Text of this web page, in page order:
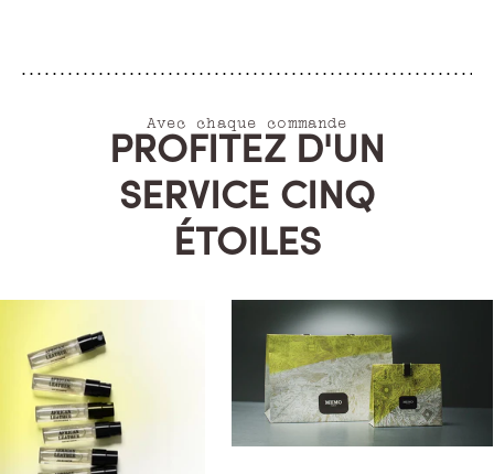
Avec chaque commande
PROFITEZ D'UN
SERVICE CINQ
ÉTOILES